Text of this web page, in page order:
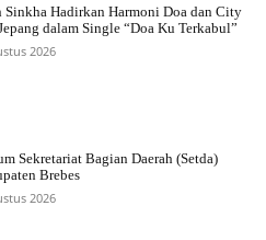
Sinkha Hadirkan Harmoni Doa dan City
dalam Single “Doa Ku Terkabul”
2026
Sekretariat Bagian Daerah (Setda)
Brebes
2026